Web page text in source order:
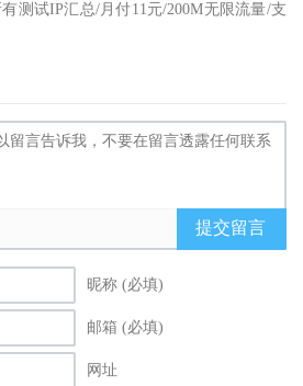
测试IP汇总/月付11元/200M无限流量/支
提交留言
昵称 (必填)
邮箱 (必填)
网址